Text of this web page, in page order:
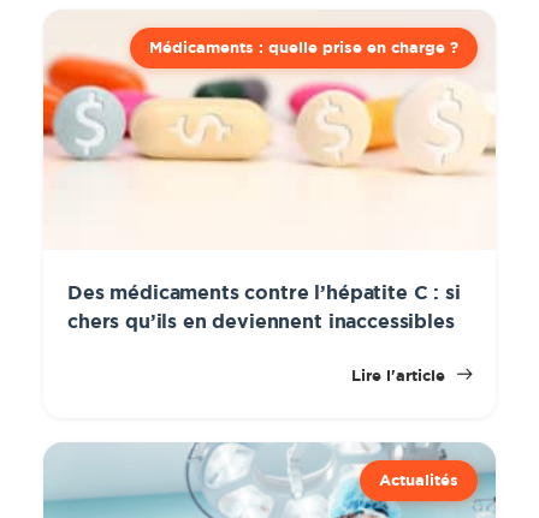
Médicaments : quelle prise en charge ?
Des médicaments contre l’hépatite C : si
chers qu’ils en deviennent inaccessibles
Lire l'article
Actualités